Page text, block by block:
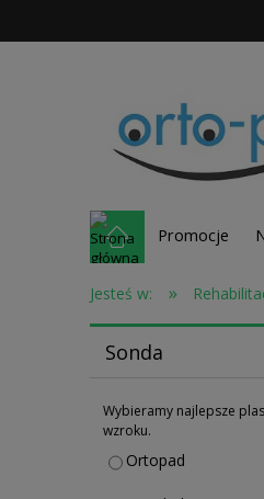
Promocje
Jesteś w: »
Sonda
Wybieramy najlepsze
wzroku.
Ortopad